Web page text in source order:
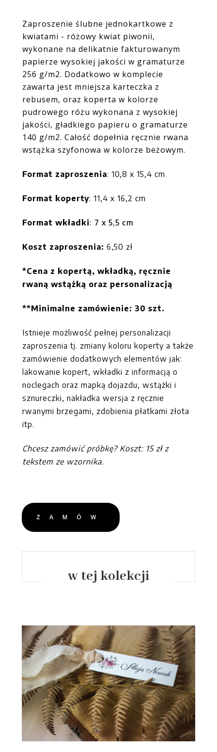
Zaproszenie ślubne jednokartkowe z
kwiatami - różowy kwiat piwonii,
wykonane na delikatnie fakturowanym
papierze wysokiej jakości w gramaturze
256 g/m2. Dodatkowo w komplecie
zawarta jest mniejsza karteczka z
rebusem, oraz koperta w kolorze
pudrowego różu wykonana z wysokiej
jakości, gładkiego papieru o gramaturze
140 g/m2. Całość dopełnia ręcznie rwana
wstążka szyfonowa w kolorze beżowym.
Format zaproszenia: 10,8 x 15,4 cm
Format koperty: 11,4 x 16,2 cm
Format wkładki: 7 x 5,5 cm
Koszt zaproszenia: 6,50 zł
*Cena z kopertą, wkładką, ręcznie
rwaną wstążką oraz personalizacją
**Minimalne zamówienie: 30 szt.
Istnieje możliwość pełnej personalizacji
zaproszenia tj. zmiany koloru koperty a także
zamówienie dodatkowych elementów jak:
lakowanie kopert, wkładki z informacją o
noclegach oraz mapką dojazdu, wstążki i
sznureczki, nakładka wersja z ręcznie
rwanymi brzegami, zdobienia płatkami złota
itp.
Chcesz zamówić próbkę? Koszt: 15 zł z
tekstem ze wzornika.
ZAMÓW
w tej kolekcji